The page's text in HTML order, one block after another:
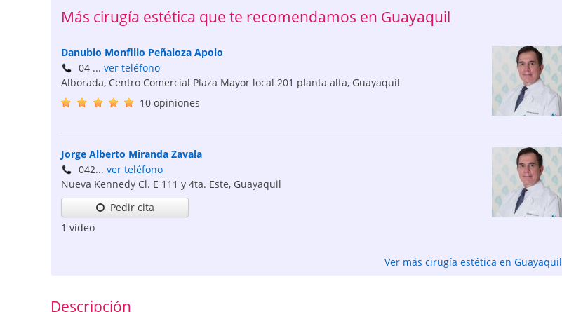
Más cirugía estética que te recomendamos en Guayaquil
Danubio Monfilio Peñaloza Apolo
04 ... ver teléfono
Alborada, Centro Comercial Plaza Mayor local 201 planta alta, Guayaquil
10 opiniones
Jorge Alberto Miranda Zavala
042... ver teléfono
Nueva Kennedy Cl. E 111 y 4ta. Este, Guayaquil
Pedir cita
1 vídeo
Ver más cirugía estética en Guayaquil
Descripción